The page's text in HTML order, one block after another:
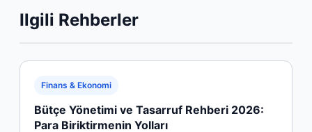
Ilgili Rehberler
Finans & Ekonomi
Bütçe Yönetimi ve Tasarruf Rehberi 2026:
Para Biriktirmenin Yolları